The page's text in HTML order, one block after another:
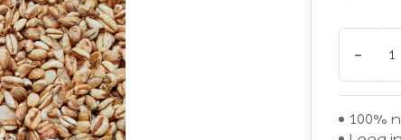
-
100%